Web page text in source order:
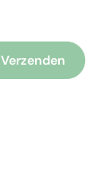
Verzenden